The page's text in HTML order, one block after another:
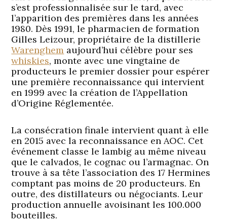
s’est professionnalisée sur le tard, avec
l’apparition des premières dans les années
1980. Dès 1991, le pharmacien de formation
Gilles Leizour, propriétaire de la distillerie
Warenghem aujourd’hui célèbre pour ses
whiskies, monte avec une vingtaine de
producteurs le premier dossier pour espérer
une première reconnaissance qui intervient
en 1999 avec la création de l’Appellation
d’Origine Réglementée.
La consécration finale intervient quant à elle
en 2015 avec la reconnaissance en AOC. Cet
événement classe le lambig au même niveau
que le calvados, le cognac ou l’armagnac. On
trouve à sa tête l’association des 17 Hermines
comptant pas moins de 20 producteurs. En
outre, des distillateurs ou négociants. Leur
production annuelle avoisinant les 100.000
bouteilles.